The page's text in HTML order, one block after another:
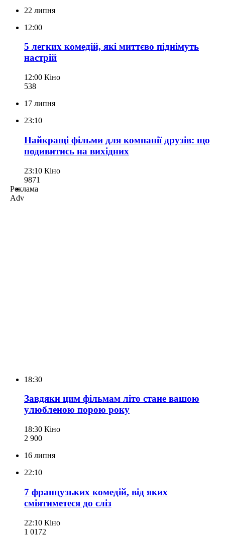
22 липня
12:00
5 легких комедій, які миттєво піднімуть
настрій
12:00 Кіно
538
17 липня
23:10
Найкращі фільми для компанії друзів: що
подивитись на вихідних
23:10 Кіно
9871
Реклама
Adv
18:30
Завдяки цим фільмам літо стане вашою
улюбленою порою року
18:30 Кіно
2 900
16 липня
22:10
7 французьких комедій, від яких
сміятиметеся до сліз
22:10 Кіно
1 0172